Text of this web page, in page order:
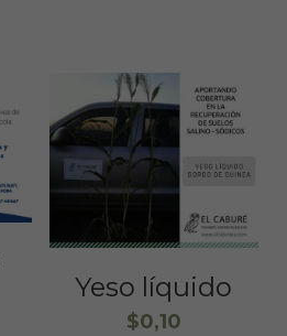
Yeso líquido
$0,10